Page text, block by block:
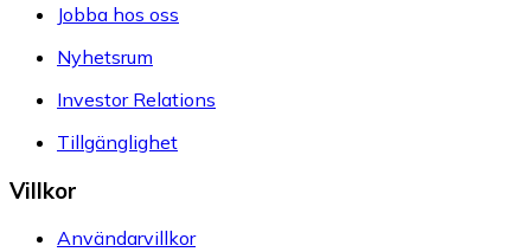
Jobba hos oss
Nyhetsrum
Investor Relations
Tillgänglighet
Villkor
Användarvillkor